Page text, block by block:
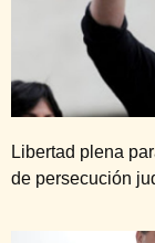
Libertad plena
de persecución